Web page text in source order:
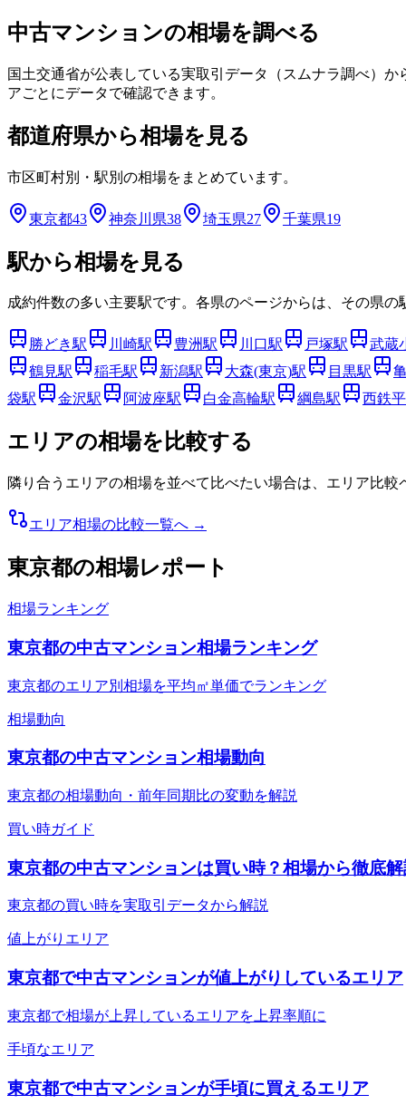
中古マンションの相場を調べる
国土交通省が公表している実取引データ（スムナラ調べ）
アごとにデータで確認できます。
都道府県から相場を見る
市区町村別・駅別の相場をまとめています。
東京都43 神奈川県38 埼玉県27 千葉県19
駅から相場を見る
成約件数の多い主要駅です。各県のページからは、その県の
勝どき駅 川崎駅 豊洲駅 川口駅 戸塚駅
武蔵
鶴見駅 稲毛駅 新潟駅 大森(東京)駅 目黒駅
袋駅 金沢駅 阿波座駅 白金高輪駅 綱島駅 西鉄
エリアの相場を比較する
隣り合うエリアの相場を並べて比べたい場合は、エリア比較
エリア相場の比較一覧へ →
東京都の相場レポート
相場ランキング
東京都の中古マンション相場ランキング
東京都のエリア別相場を平均㎡単価でランキング
相場動向
東京都の中古マンション相場動向
東京都の相場動向・前年同期比の変動を解説
買い時ガイド
東京都の中古マンションは買い時？相場から徹底
東京都の買い時を実取引データから解説
値上がりエリア
東京都で中古マンションが値上がりしているエリア
東京都で相場が上昇しているエリアを上昇率順に
手頃なエリア
東京都で中古マンションが手頃に買えるエリア